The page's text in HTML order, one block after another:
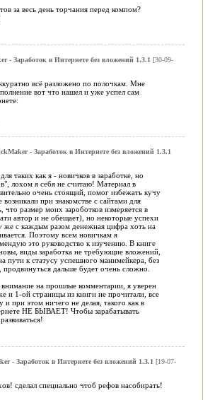
за весь день торчания перед компом?
- Заработок в Интернете без вложений 1.3.1 [30-09-
всё разложено по полочкам. Мне
вот что нашел и уже успел сам
- Заработок в Интернете без вложений 1.3.1
таких как я - новичков в заработке, но
лохом я себя не считаю! Материал в
очень стоящий, помог избежать кучу
возникали при знакомстве с сайтами для
что размер моих зароботков измеряется в
автор и не обещает), но некоторые успехи
же с каждым разом денежная цифра хоть на
Поэтому всем новичкам я
это руководство к изучению. В книге
виды заработка не требующие вложений,
пути к статусу успешного манимейкера, без
дальше будет очень сложно.
на прошлые комментарии, я уверен
и 1-ой страницы из книги не прочитали, все
и при этом ничего не делая, такого как в
НЕ БЫВАЕТ! Чтобы зарабатывать
- Заработок в Интернете без вложений 1.3.1 [19-07-
сделал специально чтоб рефов насобирать!